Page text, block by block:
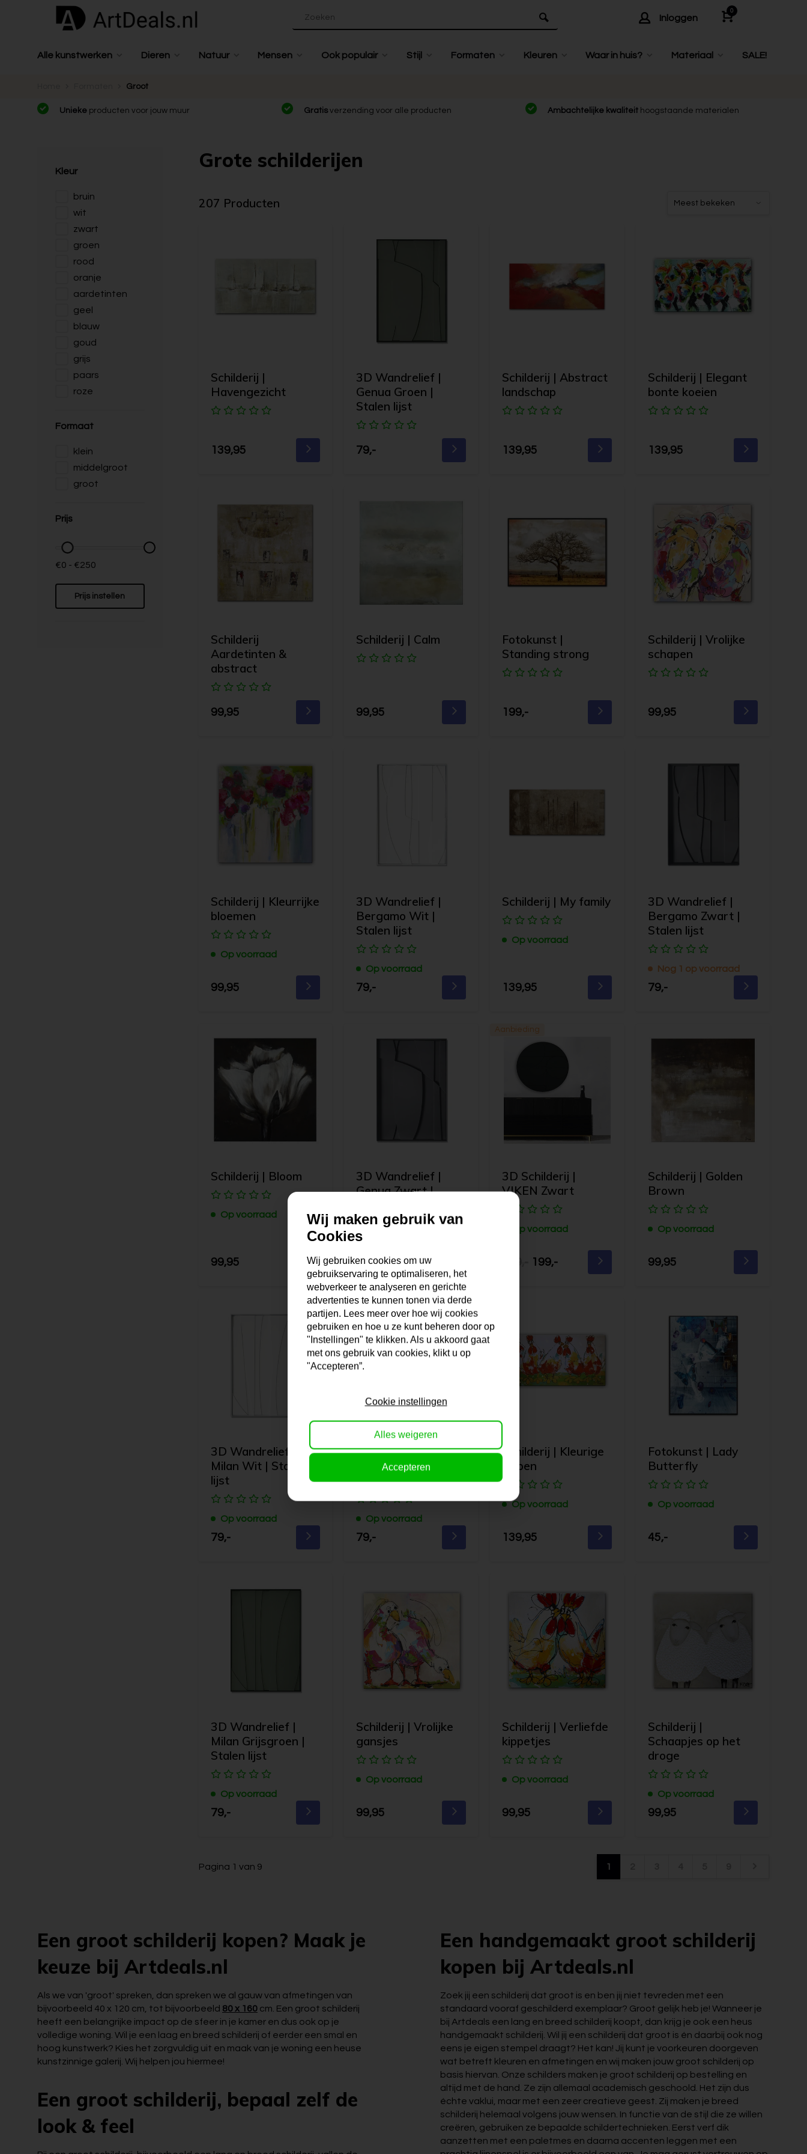
Inloggen
0
Alle kunstwerken Dieren Natuur Mensen Ook populair Stijl Formaten Kleuren Waar in huis? Materiaal SALE!
Groot
Unieke producten voor jouw muur Gratisverzending voor alle producten Ambachtelijke kwaliteit hoogstaande materialen
Kleur
bruin
wit
zwart
groen
rood
oranje
aardetinten
geel
blauw
goud
grijs
paars
roze
Formaat
klein
middelgroot
groot
Prijs
€0 - €250
Prijs instellen
Grote schilderijen
207 Producten
Schilderij |
Havengezicht
139,95
3D Wandrelief |
Genua Groen |
Stalen lijst
79,-
Schilderij | Abstract
landschap
139,95
Schilderij | Elegant
bonte koeien
139,95
Schilderij
Aardetinten &
abstract
99,95
Schilderij | Calm
99,95
Fotokunst |
Standing strong
199,-
Schilderij | Vrolijke
schapen
99,95
Schilderij | Kleurrijke
bloemen
Op voorraad
99,95
3D Wandrelief |
Bergamo Wit |
Stalen lijst
Op voorraad
79,-
Schilderij | My family
Op voorraad
139,95
3D Wandrelief |
Bergamo Zwart |
Stalen lijst
Nog 1 op voorraad
79,-
Schilderij | Bloom
Op voorraad
99,95
3D Wandrelief |
Genua Zwart |
79,-
Aanbieding
3D Schilderij |
VIKEN Zwart
Op voorraad
199,-
Schilderij | Golden
Brown
Op voorraad
99,95
3D Wandrelief |
Milan Wit | Stalen
lijst
Op voorraad
79,-
3D Wandrelief |
Milan Zwart | Stalen
lijst
Op voorraad
79,-
Schilderij | Kleurige
kippen
Op voorraad
139,95
Fotokunst | Lady
Butterfly
Op voorraad
45,-
3D Wandrelief |
Milan Grijsgroen |
Stalen lijst
Op voorraad
79,-
Schilderij | Vrolijke
gansjes
Op voorraad
99,95
Schilderij | Verliefde
kippetjes
Op voorraad
99,95
Schilderij |
Schaapjes op het
droge
Op voorraad
99,95
Pagina 1 van 9 1
Een groot schilderij kopen? Maak je
keuze bij Artdeals.nl
Als we van 'groot' spreken, dan spreken we al gauw van afmetingen van
bijvoorbeeld 40 x 120 cm, tot bijvoorbeeld 80 x 160 cm. Een groot schilderij
heeft een belangrijke impact op de sfeer in je kamer en dus ook op je
volledige woning. Wil je een laag en breed schilderij of eerder een smal en
hoog kunstwerk? Kies het zorgvuldig uit en maak van je woning een heuse
kunstzinnige galerij. Wij helpen jou hiermee!
Een groot schilderij, bepaal zelf de
look & feel
Een handgemaakt groot schilderij
kopen bij Artdeals.nl
Zoek jij een schilderij dat groot is en ben jij niet tevreden met een
standaard vooraf geschilderd exemplaar? Groot gelijk heb je! Wanneer je
bij Artdeals een lang en breed schilderij koopt, dan krijg je ook een heus
handgemaakt schilderij. Wil jij een schilderij dat groot is én daarbij ook nog
eens je eigen stempel draagt? Het kan! Jij kunt je voorkeuren doorgeven
wat betreft kleuren en afmetingen en wij maken jouw groot schilderij op
basis hiervan. Onze schilders maken je groot schilderij op bestelling en
altijd met de hand. Ze zijn allemaal academisch geschoold. Het zijn dus
échte vaklui, maar met een zeer creatieve geest. Zij maken je breed
schilderij helemaal volgens jouw wensen. In functie van de stijl die ze willen
creëren, gebruiken ze bepaalde schildertechnieken. Eerst verf dik
aanzetten met een paletmes en daarna accenten leggen met een
Wij maken gebruik van
Cookies
Wij gebruiken cookies om uw
gebruikservaring te optimaliseren, het
webverkeer te analyseren en gerichte
advertenties te kunnen tonen via derde
partijen. Lees meer over hoe wij cookies
gebruiken en hoe u ze kunt beheren door op
"Instellingen" te klikken. Als u akkoord gaat
met ons gebruik van cookies, klikt u op
"Accepteren”.
Cookie instellingen
Alles weigeren
Accepteren